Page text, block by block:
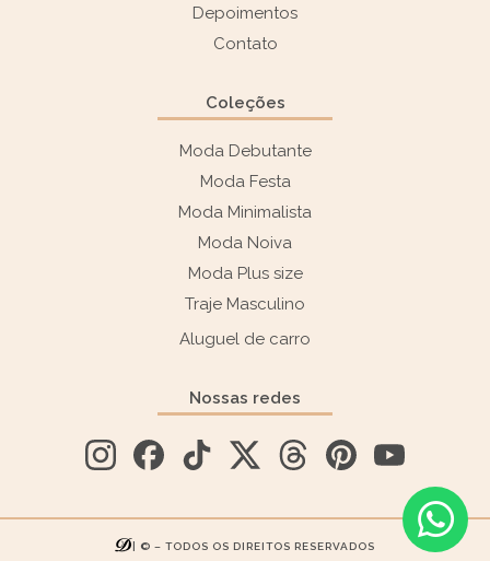
Depoimentos
Contato
Coleções
Moda Debutante
Moda Festa
Moda Minimalista
Moda Noiva
Moda Plus size
Traje Masculino
Aluguel de carro
Nossas redes
| © – TODOS OS DIREITOS RESERVADOS